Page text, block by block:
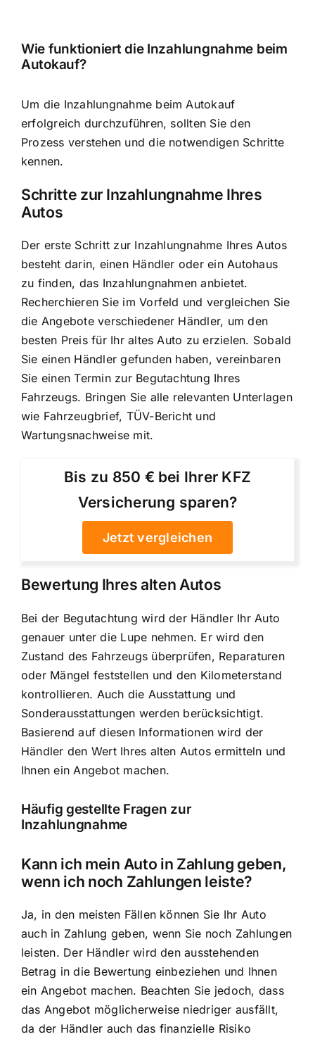
Wie funktioniert die Inzahlungnahme beim
Autokauf?
Um die Inzahlungnahme beim Autokauf
erfolgreich durchzuführen, sollten Sie den
Prozess verstehen und die notwendigen Schritte
kennen.
Schritte zur Inzahlungnahme Ihres
Autos
Der erste Schritt zur Inzahlungnahme Ihres Autos
besteht darin, einen Händler oder ein Autohaus
zu finden, das Inzahlungnahmen anbietet.
Recherchieren Sie im Vorfeld und vergleichen Sie
die Angebote verschiedener Händler, um den
besten Preis für Ihr altes Auto zu erzielen. Sobald
Sie einen Händler gefunden haben, vereinbaren
Sie einen Termin zur Begutachtung Ihres
Fahrzeugs. Bringen Sie alle relevanten Unterlagen
wie Fahrzeugbrief, TÜV-Bericht und
Wartungsnachweise mit.
Bis zu 850 € bei Ihrer KFZ
Versicherung sparen?
Jetzt vergleichen
Bewertung Ihres alten Autos
Bei der Begutachtung wird der Händler Ihr Auto
genauer unter die Lupe nehmen. Er wird den
Zustand des Fahrzeugs überprüfen, Reparaturen
oder Mängel feststellen und den Kilometerstand
kontrollieren. Auch die Ausstattung und
Sonderausstattungen werden berücksichtigt.
Basierend auf diesen Informationen wird der
Händler den Wert Ihres alten Autos ermitteln und
Ihnen ein Angebot machen.
Häufig gestellte Fragen zur
Inzahlungnahme
Kann ich mein Auto in Zahlung geben,
wenn ich noch Zahlungen leiste?
Ja, in den meisten Fällen können Sie Ihr Auto
auch in Zahlung geben, wenn Sie noch Zahlungen
leisten. Der Händler wird den ausstehenden
Betrag in die Bewertung einbeziehen und Ihnen
ein Angebot machen. Beachten Sie jedoch, dass
das Angebot möglicherweise niedriger ausfällt,
da der Händler auch das finanzielle Risiko